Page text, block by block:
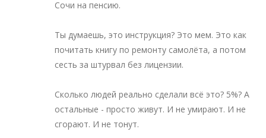
Сочи на пенсию.
Ты думаешь, это инструкция? Это мем. Это как
почитать книгу по ремонту самолёта, а потом
сесть за штурвал без лицензии.
Сколько людей реально сделали всё это? 5%? А
остальные - просто живут. И не умирают. И не
сгорают. И не тонут.